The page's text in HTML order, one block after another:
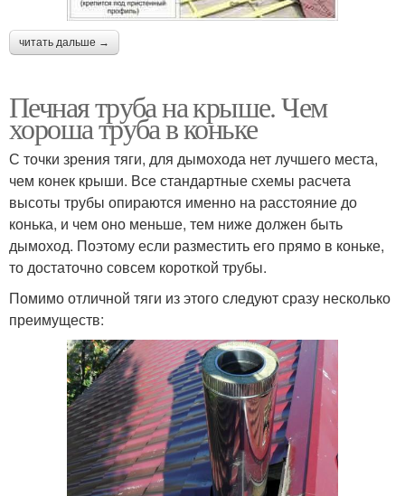
читать дальше →
Печная труба на крыше. Чем
хороша труба в коньке
С точки зрения тяги, для дымохода нет лучшего места,
чем конек крыши. Все стандартные схемы расчета
высоты трубы опираются именно на расстояние до
конька, и чем оно меньше, тем ниже должен быть
дымоход. Поэтому если разместить его прямо в коньке,
то достаточно совсем короткой трубы.
Помимо отличной тяги из этого следуют сразу несколько
преимуществ: